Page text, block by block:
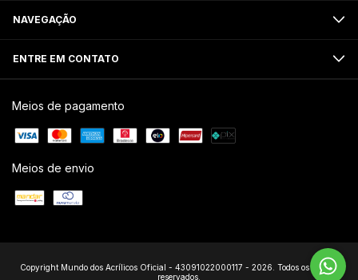
NAVEGAÇÃO
ENTRE EM CONTATO
Meios de pagamento
Meios de envio
Copyright Mundo dos Acrílicos Oficial - 43091022000117 - 2026. Todos os direitos
reservados.